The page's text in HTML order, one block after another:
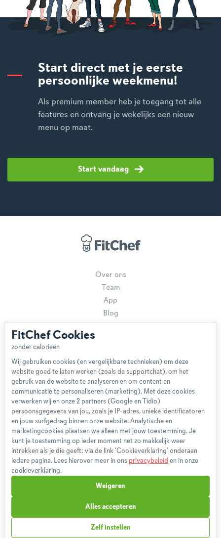
Start direct met je eerste
persoonlijke weekmenu!
Als premium member heb je toegang tot alle
features en ontvang je wekelijks een nieuw
menu op maat.
Start vandaag
Over ons
Team
App
Blog
Gebruikersvoorwaarden
Privacybeleid
Cookieverklaring
Betaalmethoden
Klachtenprocedure
Bestelling herroepen
Partnerprogramma
Boeken
FAQ
Weekmenu's gemaakt
FitChef Cookies
Wij gebruiken cookies (en vergelijkbare technieken) om deze
website goed te laten werken (zoals de supportchat), om het
gebruik van de website te analyseren en om content en
communicatie te personaliseren (marketing). Met deze cookies
verwerken wij en onze 2 partners (Google en Tidio)
persoonsgegevens van jou, zoals je IP-adres, unieke identificatoren
en jouw surfgedrag binnen onze website. Analytische en
marketingcookies plaatsen we alleen met jouw toestemming. Je
kunt je toestemming op ieder moment net zo makkelijk weer
intrekken als je die geeft: via de link ‘Cookieverklaring’ onderaan
iedere pagina. Lees hierover meer in ons privacybeleid en in onze
cookieverklaring.
Zelf instellen
Weigeren
Alles accepteren